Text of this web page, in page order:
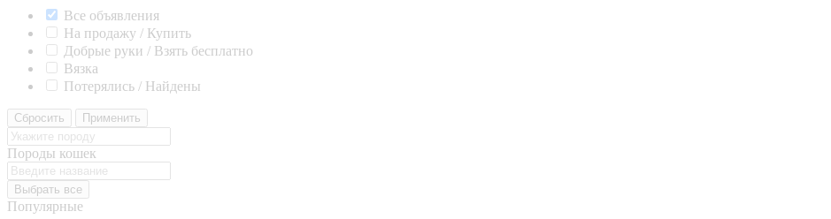
Все объявления
На продажу / Купить
Добрые руки / Взять бесплатно
Вязка
Потерялись / Найдены
Сбросить Применить
Породы кошек
Выбрать все
Популярные